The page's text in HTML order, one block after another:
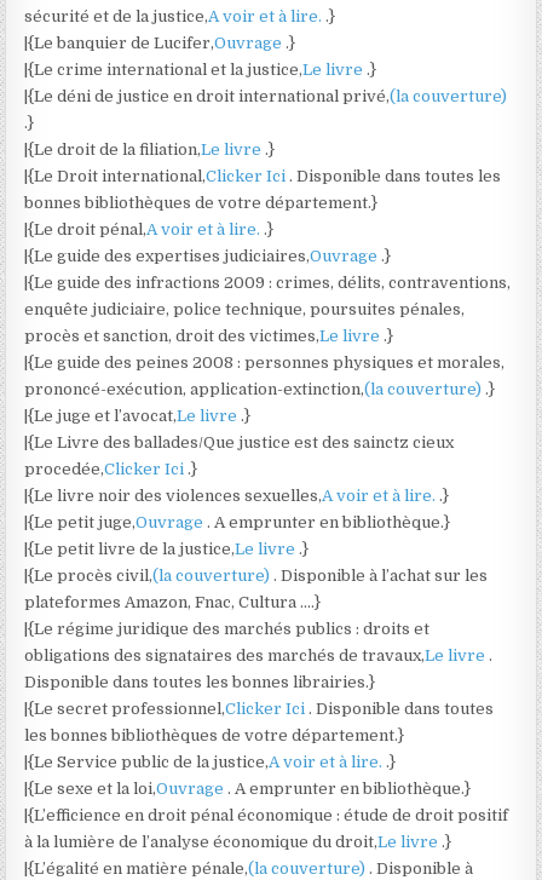
sécurité et de la justice,A voir et à lire..}
|{Le banquier de Lucifer,Ouvrage.}
|{Le crime international et la justice,Le livre.}
|{Le déni de justice en droit international privé,(la couverture)
.}
|{Le droit de la filiation,Le livre.}
|{Le Droit international,Clicker Ici. Disponible dans toutes les
bonnes bibliothèques de votre département.}
|{Le droit pénal,A voir et à lire..}
|{Le guide des expertises judiciaires,Ouvrage.}
|{Le guide des infractions 2009 : crimes, délits, contraventions,
enquête judiciaire, police technique, poursuites pénales,
procès et sanction, droit des victimes,Le livre.}
|{Le guide des peines 2008 : personnes physiques et morales,
prononcé-exécution, application-extinction,(la couverture).}
|{Le juge et l’avocat,Le livre.}
|{Le Livre des ballades/Que justice est des sainctz cieux
procedée,Clicker Ici.}
|{Le livre noir des violences sexuelles,A voir et à lire..}
|{Le petit juge,Ouvrage. A emprunter en bibliothèque.}
|{Le petit livre de la justice,Le livre.}
|{Le procès civil,(la couverture). Disponible à l’achat sur les
plateformes Amazon, Fnac, Cultura ….}
|{Le régime juridique des marchés publics : droits et
obligations des signataires des marchés de travaux,Le livre.
Disponible dans toutes les bonnes librairies.}
|{Le secret professionnel,Clicker Ici. Disponible dans toutes
les bonnes bibliothèques de votre département.}
|{Le Service public de la justice,A voir et à lire..}
|{Le sexe et la loi,Ouvrage. A emprunter en bibliothèque.}
|{L’efficience en droit pénal économique : étude de droit positif
à la lumière de l’analyse économique du droit,Le livre.}
|{L’égalité en matière pénale,(la couverture). Disponible à